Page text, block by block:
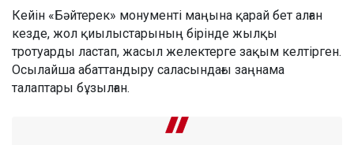
Кейін «Бәйтерек» монументі маңына қарай бет алған
кезде, жол қиылыстарының бірінде жылқы
тротуарды ластап, жасыл желектерге зақым келтірген.
Осылайша абаттандыру саласындағы заңнама
талаптары бұзылған.